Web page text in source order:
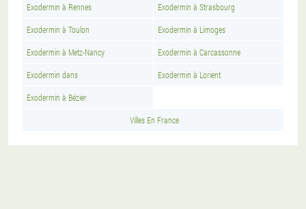
Exodermin à Rennes Exodermin à Strasbourg
Exodermin à Toulon Exodermin à Limoges
Exodermin à Metz-Nancy Exodermin à Carcassonne
Exodermin dans Exodermin à Lorient
Exodermin à Bézier
Villes En France